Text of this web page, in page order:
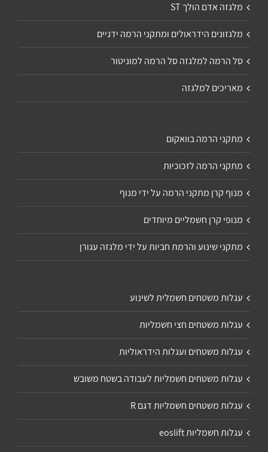
מלגזה אדם הולך ST
מלגזונים הידראולים ומתקני הרמה ידניים
סל הרמה למלגזה סל הרמה למוניטור
מאריכים למלגזה
מתקני הרמה בוואקום
מתקני הרמה לזכוכיות
מנוף קרן מתקני הרמה על ידי מנוף
מנופי קרן חשמליים מיוחדים
מתקני שינוע והרמת חביות על ידי מלגזה עגורן
עגלות משטחים חשמלית לשינוע
עגלות משטחים חצי חשמליות
עגלות משטחים ועגלות הידראוליות
עגלות משטחים חשמליות לעבודה בשטח משובש
עגלות משטחים חשמליות דגם R
עגלות חשמליות eoslift